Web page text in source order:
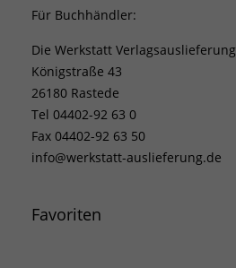
Für Buchhändler:
Die Werkstatt Verlagsauslieferung
Königstraße 43
26180 Rastede
Tel 04402-92 63 0
Fax 04402-92 63 50
info@werkstatt-auslieferung.de
Favoriten